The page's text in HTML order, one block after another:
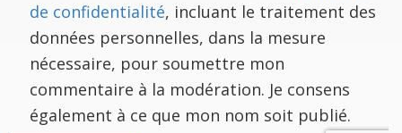
de confidentialité, incluant le traitement des
données personnelles, dans la mesure
nécessaire, pour soumettre mon
commentaire à la modération. Je consens
également à ce que mon nom soit publié.